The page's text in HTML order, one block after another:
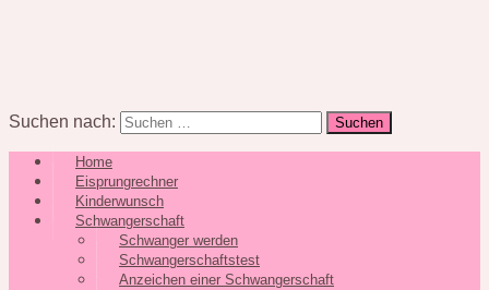
Suchen nach:
Home
Eisprungrechner
Kinderwunsch
Schwangerschaft
Schwanger werden
Schwangerschaftstest
Anzeichen einer Schwangerschaft